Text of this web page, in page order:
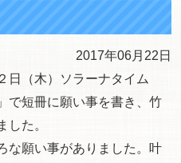
2017年06月22日
日（木）ソラーナタイム
で短冊に願い事を書き、竹
した。
な願い事がありました。叶